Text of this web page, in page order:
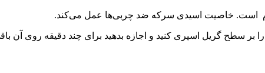
است. خاصیت اسیدی سرکه ضد چربی‌ها عمل می‌کند.
سطح گریل اسپری کنید و اجازه بدهید برای چند دقیقه روی آن